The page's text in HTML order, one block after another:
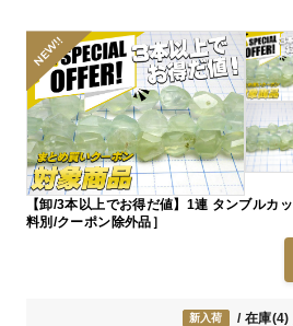
【卸/3本以上でお得だ値】1連 タンブルカ
料別/クーポン除外品］
新入荷 / 在庫(4)